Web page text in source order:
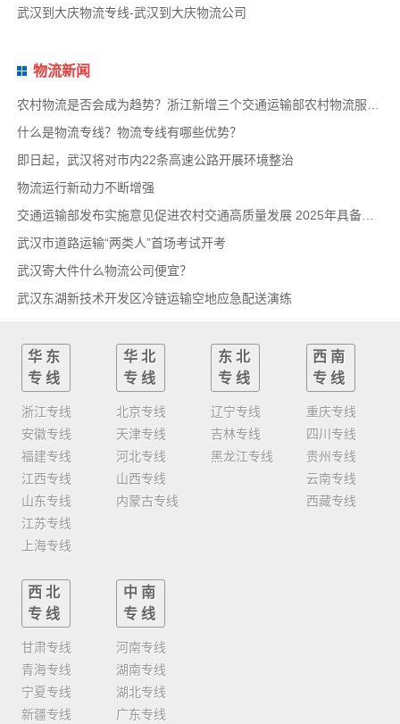
武汉到大庆物流专线-武汉到大庆物流公司
物流新闻
什么是物流专线？物流专线有哪些优势？
即日起，武汉将对市内22条高速公路开展环境整治
物流运行新动力不断增强
交通运输部发布实施意见促进农村交通高质量发展 2025年具备条件建制村基本通物流快递
武汉市道路运输“两类人”首场考试开考
武汉寄大件什么物流公司便宜？
武汉东湖新技术开发区冷链运输空地应急配送演练
华东
专线
浙江专线
安徽专线
福建专线
江西专线
山东专线
江苏专线
上海专线
华北
专线
北京专线
天津专线
河北专线
山西专线
内蒙古专线
东北
专线
辽宁专线
吉林专线
黑龙江专线
西南
专线
重庆专线
四川专线
贵州专线
云南专线
西藏专线
西北
专线
甘肃专线
青海专线
宁夏专线
新疆专线
中南
专线
河南专线
湖南专线
湖北专线
广东专线